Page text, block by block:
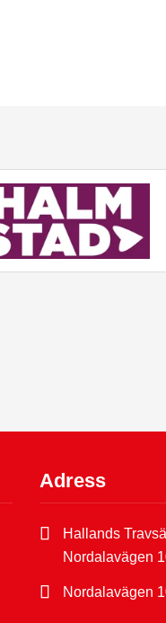
Adress
Hallands
Nordalavägen
Nordalavägen